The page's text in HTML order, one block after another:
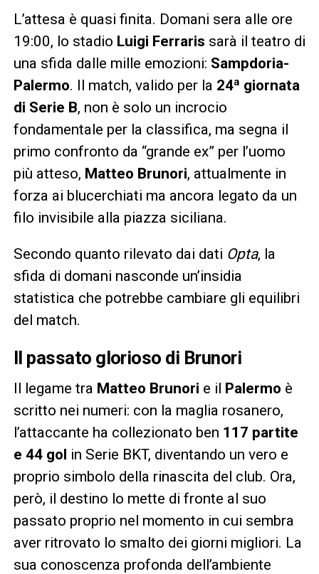
L’attesa è quasi finita. Domani sera alle ore
19:00, lo stadio Luigi Ferraris sarà il teatro di
una sfida dalle mille emozioni: Sampdoria-
Palermo. Il match, valido per la 24ª giornata
di Serie B, non è solo un incrocio
fondamentale per la classifica, ma segna il
primo confronto da “grande ex” per l’uomo
più atteso, Matteo Brunori, attualmente in
forza ai blucerchiati ma ancora legato da un
filo invisibile alla piazza siciliana.
Secondo quanto rilevato dai dati Opta, la
sfida di domani nasconde un’insidia
statistica che potrebbe cambiare gli equilibri
del match.
Il passato glorioso di Brunori
Il legame tra Matteo Brunori e il Palermo è
scritto nei numeri: con la maglia rosanero,
l’attaccante ha collezionato ben 117 partite
e 44 gol in Serie BKT, diventando un vero e
proprio simbolo della rinascita del club. Ora,
però, il destino lo mette di fronte al suo
passato proprio nel momento in cui sembra
aver ritrovato lo smalto dei giorni migliori. La
sua conoscenza profonda dell’ambiente